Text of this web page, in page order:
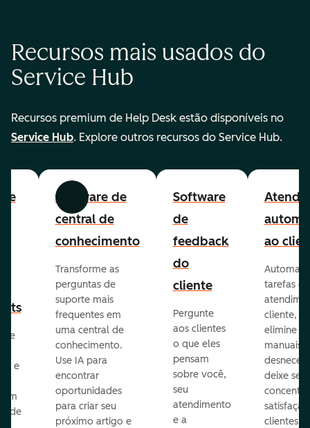
Recursos mais usados do
Service Hub
Recursos premium de Help Desk estão disponíveis no
Service Hub. Explore outros recursos do Service Hub.
Anterior Avançar
e
de
Software de
central de
conhecimento
Transforme as
perguntas de
suporte mais
frequentes em
uma central de
conhecimento.
Use IA para
encontrar
oportunidades
para criar seu
próximo artigo e
Software
de
feedback
do
cliente
Pergunte
aos clientes
o que eles
pensam
sobre você,
seu
atendimento
e a
ao
tarefas de
cliente,
elimine
manuais
deixe seu
clientes.